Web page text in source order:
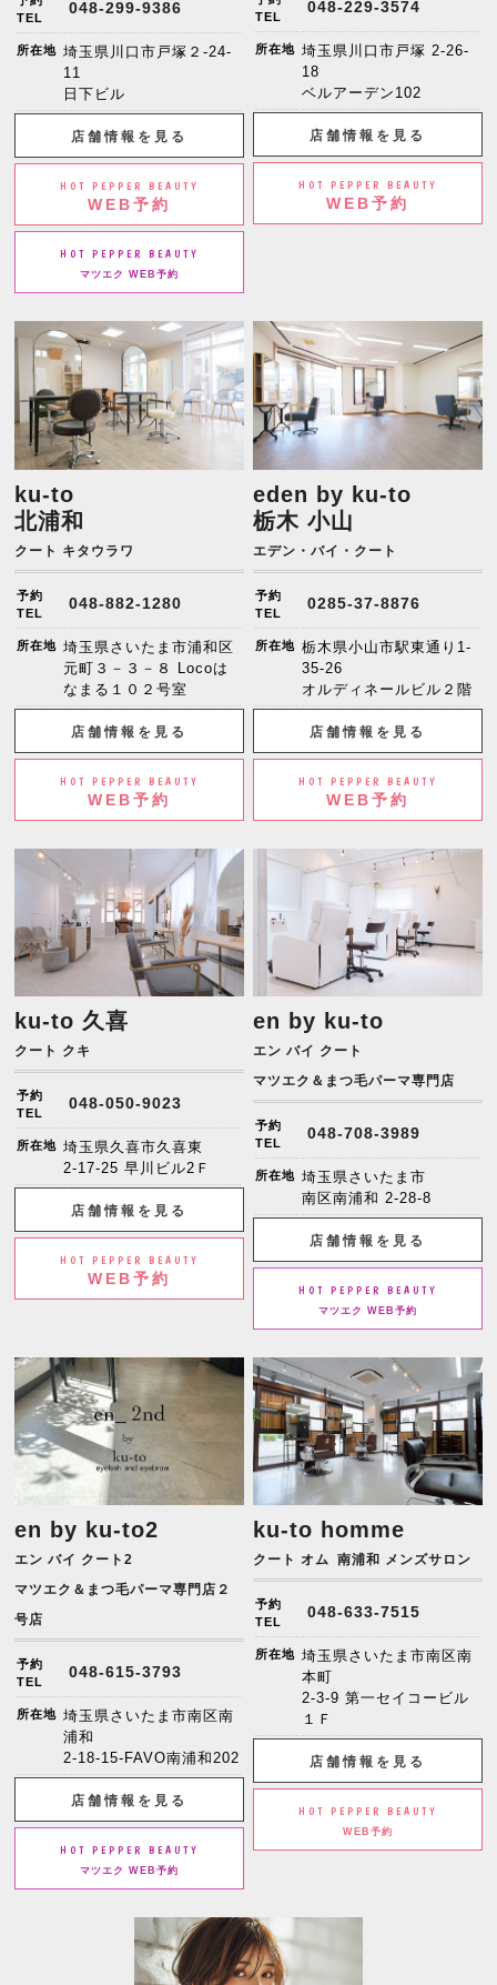
TEL
048-299-9386
所在地 埼玉県川口市戸塚２-24-
11
日下ビル
店舗情報を見る
HOT PEPPER BEAUTY
WEB予約
HOT PEPPER BEAUTY
マツエク WEB予約
TEL
048-229-3574
所在地 埼玉県川口市戸塚 2-26-
18
ベルアーデン102
店舗情報を見る
HOT PEPPER BEAUTY
WEB予約
ku-to
北浦和
クート キタウラワ
予約
TEL
048-882-1280
所在地 埼玉県さいたま市浦和区
元町３－３－８ Locoは
なまる１０２号室
店舗情報を見る
HOT PEPPER BEAUTY
WEB予約
eden by ku-to
栃木 小山
エデン・バイ・クート
予約
TEL
0285-37-8876
所在地 栃木県小山市駅東通り1-
35-26
オルディネールビル２階
店舗情報を見る
HOT PEPPER BEAUTY
WEB予約
ku-to 久喜
クート クキ
予約
TEL
048-050-9023
所在地 埼玉県久喜市久喜東
2-17-25 早川ビル2Ｆ
店舗情報を見る
HOT PEPPER BEAUTY
WEB予約
en by ku-to
エン バイ クート
マツエク＆まつ毛パーマ専門店
予約
TEL
048-708-3989
所在地 埼玉県さいたま市
南区南浦和 2-28-8
店舗情報を見る
HOT PEPPER BEAUTY
マツエク WEB予約
en by ku-to2
エン バイ クート2
マツエク＆まつ毛パーマ専門店２
号店
予約
TEL
048-615-3793
所在地 埼玉県さいたま市南区南
浦和
2-18-15-FAVO南浦和202
店舗情報を見る
HOT PEPPER BEAUTY
マツエク WEB予約
ku-to homme
クート オム 南浦和 メンズサロン
予約
TEL
048-633-7515
所在地 埼玉県さいたま市南区南
本町
2-3-9 第一セイコービル
１Ｆ
店舗情報を見る
HOT PEPPER BEAUTY
WEB予約